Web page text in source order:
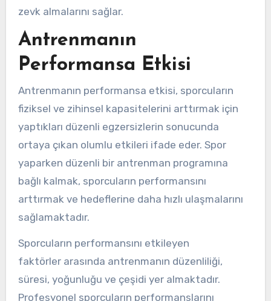
zevk almalarını sağlar.
Antrenmanın
Performansa Etkisi
Antrenmanın performansa etkisi, sporcuların
fiziksel ve zihinsel kapasitelerini arttırmak için
yaptıkları düzenli egzersizlerin sonucunda
ortaya çıkan olumlu etkileri ifade eder. Spor
yaparken düzenli bir antrenman programına
bağlı kalmak, sporcuların performansını
arttırmak ve hedeflerine daha hızlı ulaşmalarını
sağlamaktadır.
Sporcuların performansını etkileyen
faktörler arasında antrenmanın düzenliliği,
süresi, yoğunluğu ve çeşidi yer almaktadır.
Profesyonel sporcuların performanslarını